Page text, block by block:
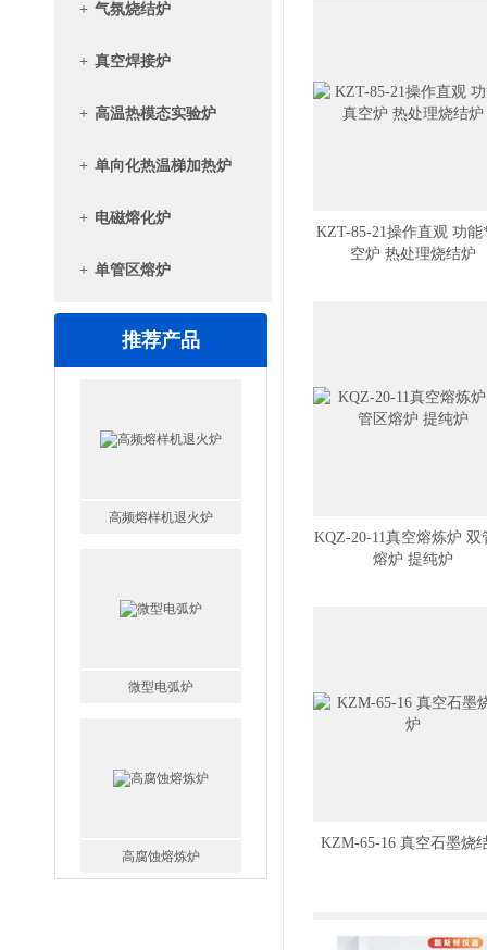
+ 气氛烧结炉
+ 真空焊接炉
+ 高温热模态实验炉
+ 单向化热温梯加热炉
+ 电磁熔化炉
+ 单管区熔炉
推荐产品
KZT-85-21操作直观 功
空炉 热处理烧结炉
KQZ-20-11真空熔炼炉 双
熔炉 提纯炉
KZM-65-16 真空石墨烧